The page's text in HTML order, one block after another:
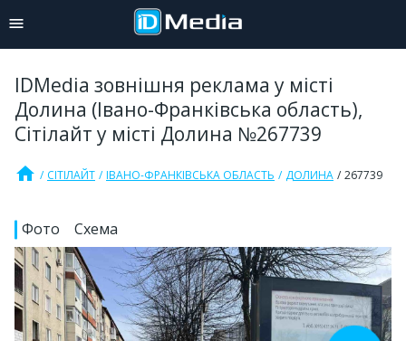
IDMedia зовнішня реклама у місті
Долина (Івано-Франківська область),
Сітілайт у місті Долина №267739
home СІТІЛАЙТ ІВАНО-ФРАНКІВСЬКА ОБЛАСТЬ ДОЛИНА 267739
Фото Схема